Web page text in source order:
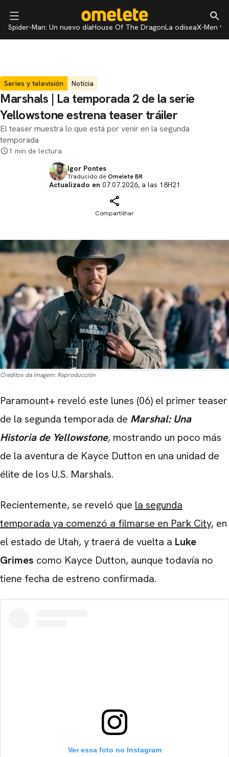
Spider-Man: Un nuevo díaHouse Of The DragonLa odiseaX-Men 97
Series y televisión Notícia
Marshals | La temporada 2 de la serie
Yellowstone estrena teaser tráiler
El teaser muestra lo que está por venir en la segunda
temporada
1 min de lectura
Igor Pontes
Traducido deOmelete BR
Actualizado en 07.07.2026, a las 18H21
Compartilhar
Créditos da imagem: Reproducción
Paramount+ reveló este lunes (06) el primer teaser
de la segunda temporada de Marshal: Una
Historia de Yellowstone, mostrando un poco más
de la aventura de Kayce Dutton en una unidad de
élite de los U.S. Marshals.
Recientemente, se reveló que la segunda
temporada ya comenzó a filmarse en Park City, en
el estado de Utah, y traerá de vuelta a Luke
Grimes como Kayce Dutton, aunque todavía no
tiene fecha de estreno confirmada.
Ver essa foto no Instagram